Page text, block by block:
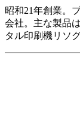
昭和21年創業。
会社。主な製品
タル印刷機リソ